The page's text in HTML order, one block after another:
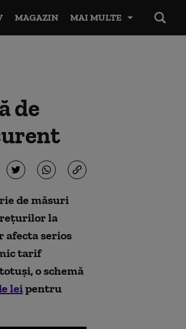
MAGAZIN MAI MULTE
de
de măsuri
la
afecta serios
tarif
o schemă
leipentru